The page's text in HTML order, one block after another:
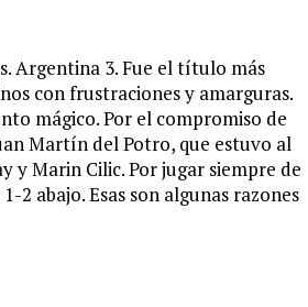
Argentina 3. Fue el título más
con frustraciones y amarguras.
mágico. Por el compromiso de
Martín del Potro, que estuvo al
Marin Cilic. Por jugar siempre de
abajo. Esas son algunas razones